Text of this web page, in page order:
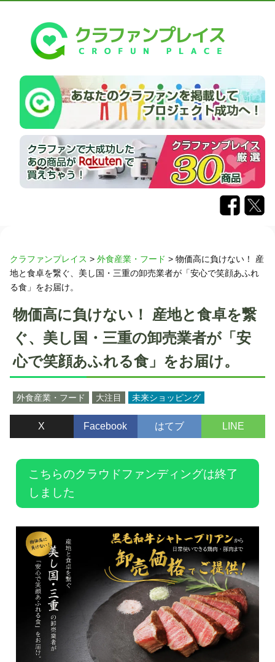
クラファンプレイス > 外食産業・フード > 物価高に負けない！ 産
地と食卓を繋ぐ、美し国・三重の卸売業者が「安心で笑顔あふれ
る食」をお届け。
物価高に負けない！ 産地と食卓を繋
ぐ、美し国・三重の卸売業者が「安
心で笑顔あふれる食」をお届け。
外食産業・フード 大注目 未来ショッピング
X Facebook はてブ LINE
こちらのクラウドファンディングは終了
しました